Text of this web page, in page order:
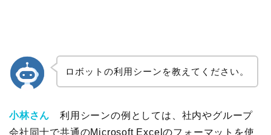
ロボットの利用シーンを教えてください。
小林さん 利用シーンの例としては、社内やグループ
会社同士で共通のMicrosoft Excelのフォーマットを使